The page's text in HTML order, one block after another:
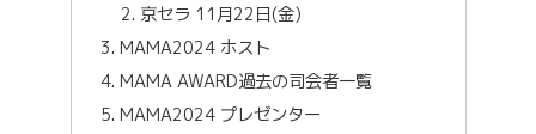
京セラ 11月22日(金)
MAMA2024 ホスト
MAMA AWARD過去の司会者一覧
MAMA2024 プレゼンター